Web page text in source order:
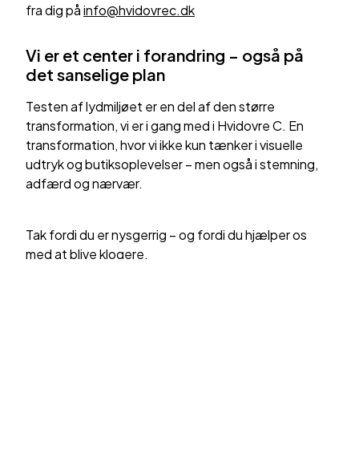
fra dig påinfo@hvidovrec.dk
Vi er et center i forandring – også på
det sanselige plan
Testen af lydmiljøet er en del af den større
transformation, vi er i gang med i Hvidovre C. En
transformation, hvor vi ikke kun tænker i visuelle
udtryk og butiksoplevelser – men også i stemning,
adfærd og nærvær.
Tak fordi du er nysgerrig – og fordi du hjælper os
med at blive klogere.